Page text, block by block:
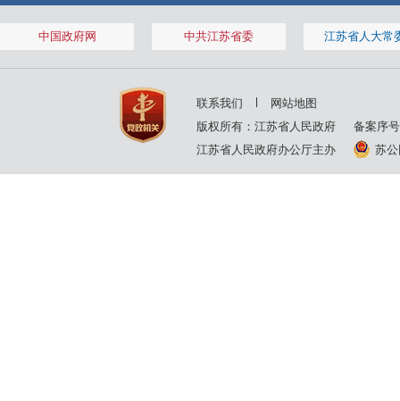
中国政府网 中共江苏省委 江苏省人大常
联系我们
网站地图
版权所有：江苏省人民政府
备案序
江苏省人民政府办公厅主办
苏